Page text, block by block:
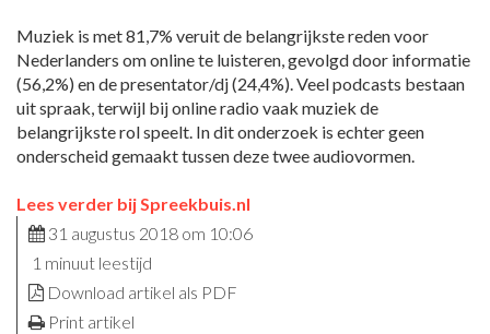
Muziek is met 81,7% veruit de belangrijkste reden voor
Nederlanders om online te luisteren, gevolgd door informatie
(56,2%) en de presentator/dj (24,4%). Veel podcasts bestaan
uit spraak, terwijl bij online radio vaak muziek de
belangrijkste rol speelt. In dit onderzoek is echter geen
onderscheid gemaakt tussen deze twee audiovormen.
Lees verder bij Spreekbuis.nl
31 augustus 2018 om 10:06
1 minuut leestijd
Download artikel als PDF
Print artikel